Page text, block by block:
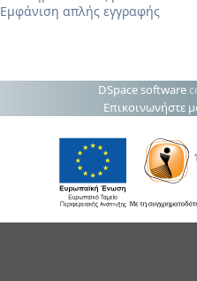
Εμφάνιση απλής εγγραφής
DSpace software
Επικοινωνήστε